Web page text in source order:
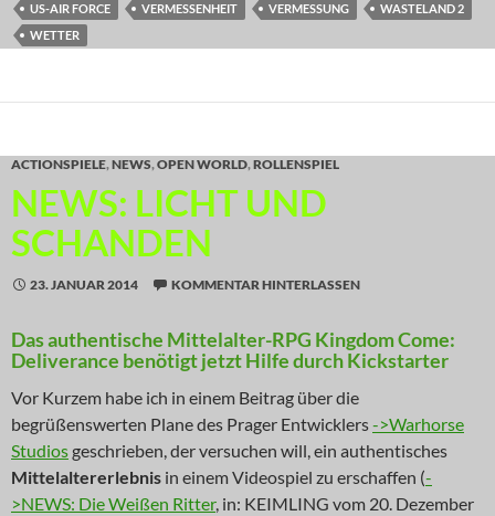
US-AIR FORCE VERMESSENHEIT VERMESSUNG
WASTELAND 2
WETTER
ACTIONSPIELE,NEWS,OPEN WORLD,ROLLENSPIEL
NEWS: LICHT UND
SCHANDEN
23. JANUAR 2014 KOMMENTAR HINTERLASSEN
Das authentische Mittelalter-RPG Kingdom Come:
Deliverance benötigt jetzt Hilfe durch Kickstarter
Vor Kurzem habe ich in einem Beitrag über die
begrüßenswerten Plane des Prager Entwicklers->Warhorse
Studios geschrieben, der versuchen will, ein authentisches
Mittelaltererlebnis in einem Videospiel zu erschaffen (-
>NEWS: Die Weißen Ritter, in: KEIMLING vom 20. Dezember